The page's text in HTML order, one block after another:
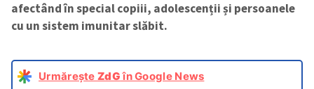
afectând în special copiii, adolescenții și persoanele
cu un sistem imunitar slăbit.
Urmărește ZdGîn Google News